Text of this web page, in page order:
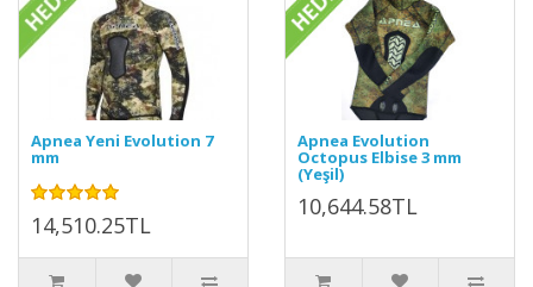
Apnea Yeni Evolution 7
mm
14,510.25TL
Apnea Evolution
Octopus Elbise 3 mm
(Yeşil)
10,644.58TL